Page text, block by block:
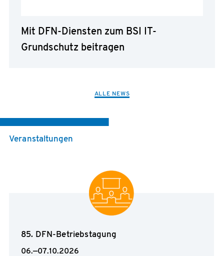
Mit DFN-Diensten zum BSI IT-
Grundschutz beitragen
ALLE NEWS
Veranstaltungen
85. DFN-Betriebstagung
06.—07.10.2026